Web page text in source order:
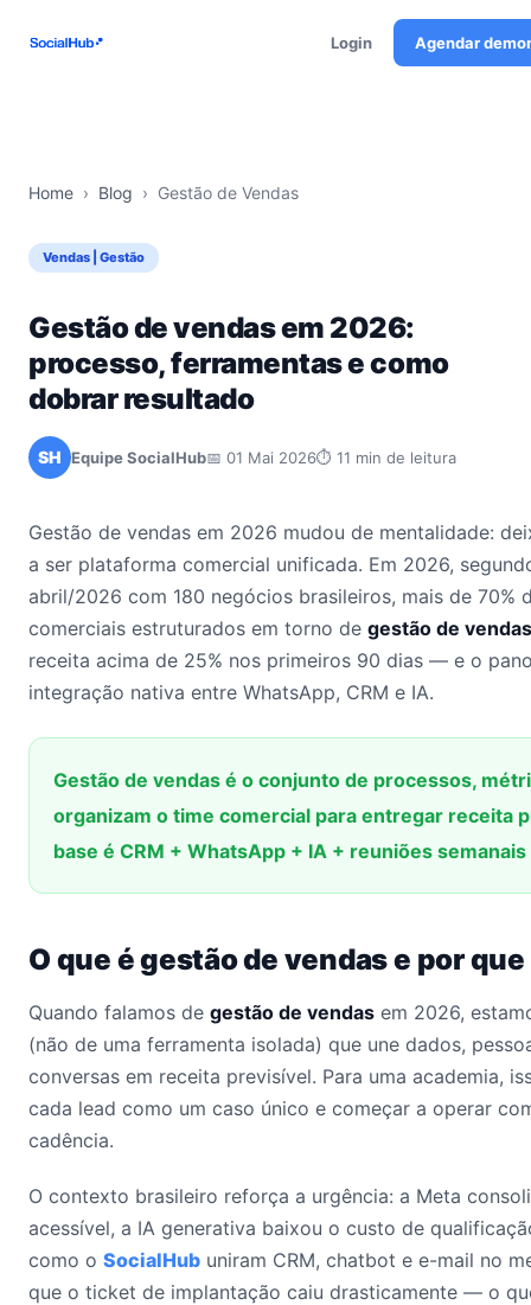
Login Agendar
Home › Blog › Gestão de Vendas
Vendas | Gestão
Gestão de vendas em 2026:
processo, ferramentas e como
dobrar resultado
SH Equipe SocialHub📅 01 Mai 2026⏱ 11 min de leitura
Gestão de vendas em 2026 mudou de mentalidade:
a ser plataforma comercial unificada. Em 2026,
abril/2026 com 180 negócios brasileiros, mais de 70%
comerciais estruturados em torno de gestão de vendas
receita acima de 25% nos primeiros 90 dias — e o
integração nativa entre WhatsApp, CRM e IA.
Gestão de vendas é o conjunto de processos,
organizam o time comercial para entregar receita
base é CRM + WhatsApp + IA + reuniões
O que é gestão de vendas e por
Quando falamos de gestão de vendas em 2026,
(não de uma ferramenta isolada) que une dados,
conversas em receita previsível. Para uma academia,
cada lead como um caso único e começar a operar
cadência.
O contexto brasileiro reforça a urgência: a Meta
acessível, a IA generativa baixou o custo de
como o SocialHub uniram CRM, chatbot e e-mail no
que o ticket de implantação caiu drasticamente — o